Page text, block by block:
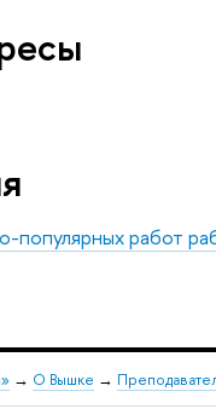
популярных работ
→ О Вышке →